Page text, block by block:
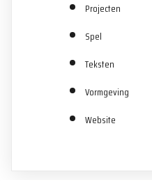
Projecten
Spel
Teksten
Vormgeving
Website